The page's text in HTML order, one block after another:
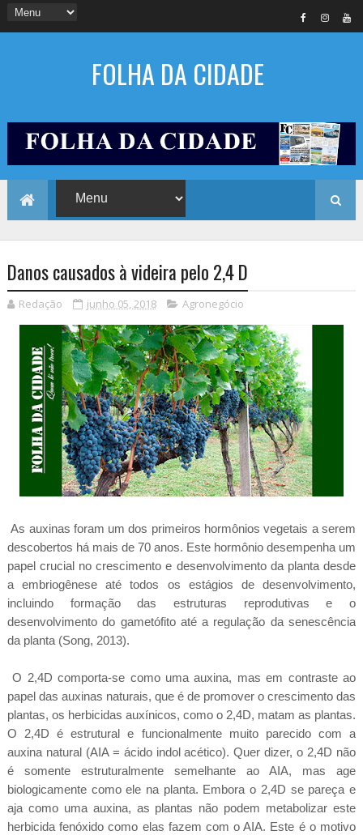
FOLHA DA CIDADE
Danos causados à videira pelo 2,4 D
Redação junho 05, 2018 Agronegócio
As auxinas foram um dos primeiros hormônios vegetais a serem
descobertos há mais de 70 anos. Este hormônio desempenha um
papel crucial no crescimento e desenvolvimento da planta desde
a embriogênese até todos os estágios de desenvolvimento,
incluindo formação das estruturas reprodutivas e o
desenvolvimento do gametófito até a regulação da senescência
da planta (Song, 2013).
O 2,4D comporta-se como uma auxina, mas em contraste ao
papel das auxinas naturais, que é de promover o crescimento das
plantas, os herbicidas auxínicos, como o 2,4D, matam as plantas.
O 2,4D é estrutural e funcionalmente muito parecido com a
auxina natural (AIA = ácido indol acético). Quer dizer, o 2,4D não
é somente estruturalmente semelhante ao AIA, mas age
biologicamente como ele na planta. Embora o 2,4D se pareça e
aja como uma auxina, as plantas não podem metabolizar este
herbicida fenóxido como elas fazem com o AIA. Este é o motivo